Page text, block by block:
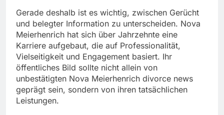
Gerade deshalb ist es wichtig, zwischen Gerücht
und belegter Information zu unterscheiden. Nova
Meierhenrich hat sich über Jahrzehnte eine
Karriere aufgebaut, die auf Professionalität,
Vielseitigkeit und Engagement basiert. Ihr
öffentliches Bild sollte nicht allein von
unbestätigten Nova Meierhenrich divorce news
geprägt sein, sondern von ihren tatsächlichen
Leistungen.